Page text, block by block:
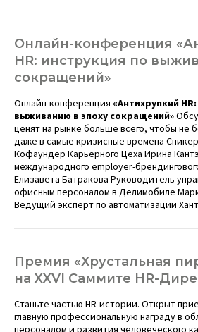
Онлайн-конференция
HR: инструкция по
сокращений»
Онлайн-конференция «Антихрупкий
выживанию в эпоху сокращений»
ценят на рынке больше всего, чтобы не
даже в самые кризисные времена
Кофаундер Карьерного Цеха Ирина
международного employer-
Елизавета Батракова Руководитель
офисным персоналом в Делимобиле
Ведущий эксперт по автоматизации
Премия «Хрустальная
на XXVI Саммите HR-
Станьте частью HR-истории. Открыт
главную профессиональную награду в
персоналом и развития человеческого